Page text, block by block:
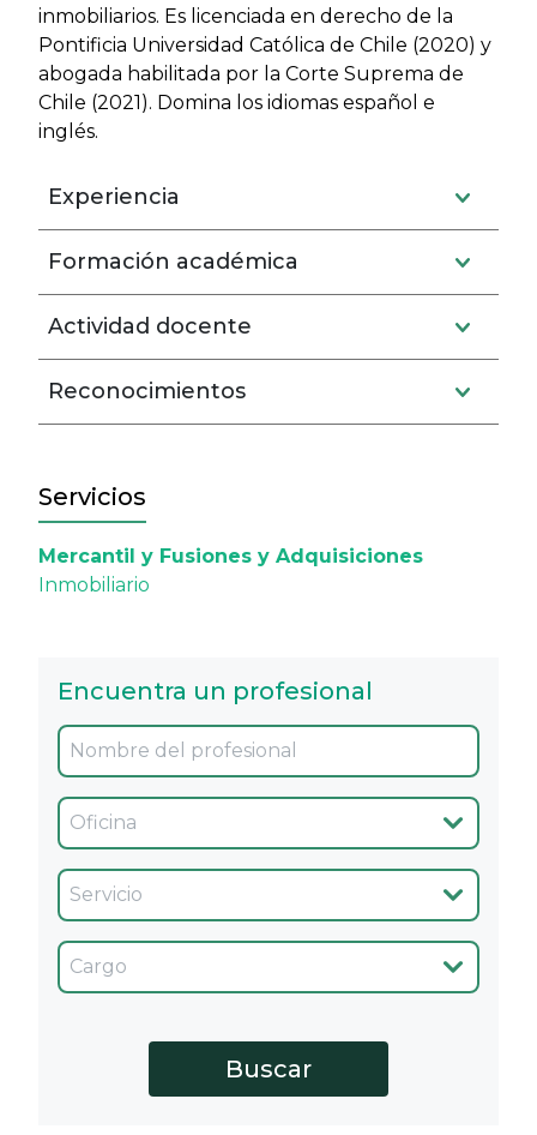
inmobiliarios. Es licenciada en derecho de la
Pontificia Universidad Católica de Chile (2020) y
abogada habilitada por la Corte Suprema de
Chile (2021). Domina los idiomas español e
inglés.
Experiencia
Formación académica
Actividad docente
Reconocimientos
Servicios
Mercantil y Fusiones y Adquisiciones
Inmobiliario
Encuentra un profesional
Oficina
Servicio
Cargo